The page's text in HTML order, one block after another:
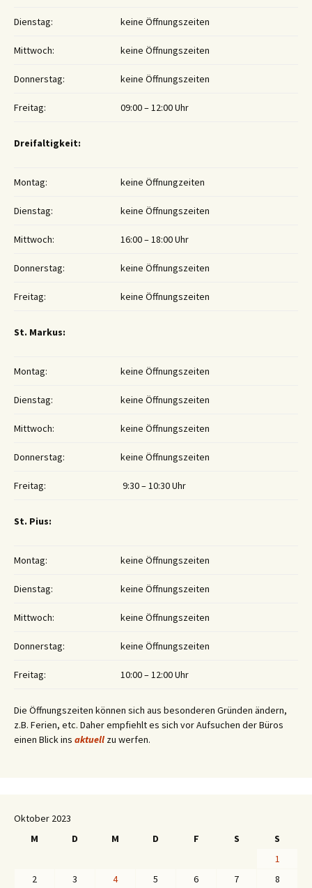
Dienstag: keine Öffnungszeiten
Mittwoch: keine Öffnungszeiten
Donnerstag: keine Öffnungszeiten
Freitag: 09:00 – 12:00 Uhr
Dreifaltigkeit:
Montag: keine Öffnungzeiten
Dienstag: keine Öffnungszeiten
Mittwoch: 16:00 – 18:00 Uhr
Donnerstag: keine Öffnungszeiten
Freitag: keine Öffnungszeiten
St. Markus:
Montag: keine Öffnungszeiten
Dienstag: keine Öffnungszeiten
Mittwoch: keine Öffnungszeiten
Donnerstag: keine Öffnungszeiten
Freitag: 9:30 – 10:30 Uhr
St. Pius:
Montag: keine Öffnungszeiten
Dienstag: keine Öffnungszeiten
Mittwoch: keine Öffnungszeiten
Donnerstag: keine Öffnungszeiten
Freitag: 10:00 – 12:00 Uhr
Die Öffnungszeiten können sich aus besonderen Gründen ändern,
z.B. Ferien, etc. Daher empfiehlt es sich vor Aufsuchen der Büros
einen Blick ins aktuell zu werfen.
Oktober 2023
M
D M D F S
S
1
2
3 4 5 6 7
8